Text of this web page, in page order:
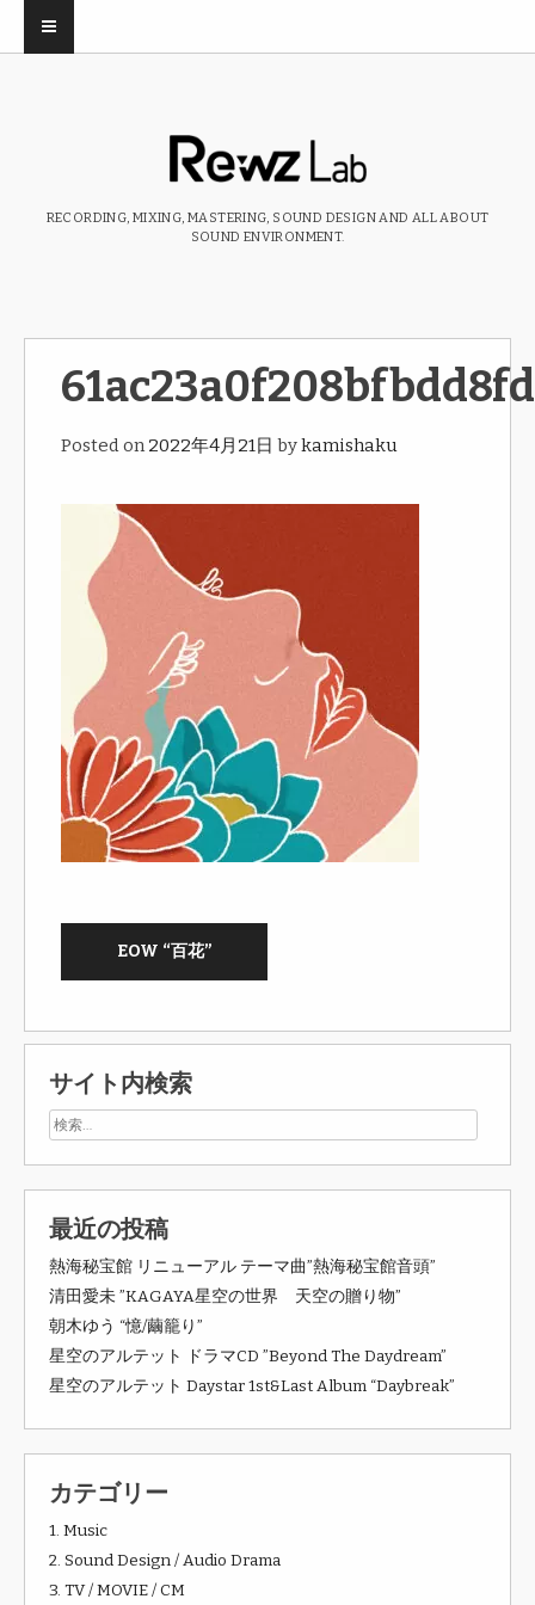
RECORDING, MIXING, MASTERING, SOUND DESIGN AND ALL ABOUT
SOUND ENVIRONMENT.
Posted on2022年4月21日 bykamishaku
EOW “百花”
サイト内検索
最近の投稿
熱海秘宝館 リニューアル テーマ曲”熱海秘宝館音頭”
清田愛未 ”KAGAYA星空の世界 天空の贈り物”
朝木ゆう “憶/繭籠り”
星空のアルテット ドラマCD ”Beyond The Daydream”
星空のアルテット Daystar 1st&Last Album “Daybreak”
カテゴリー
1. Music
2. Sound Design / Audio Drama
3. TV / MOVIE / CM